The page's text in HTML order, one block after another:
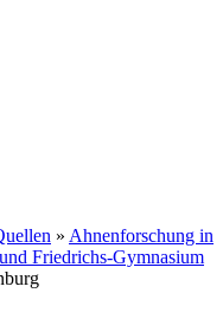
» Ahnenforschung in
Friedrichs-Gymnasium